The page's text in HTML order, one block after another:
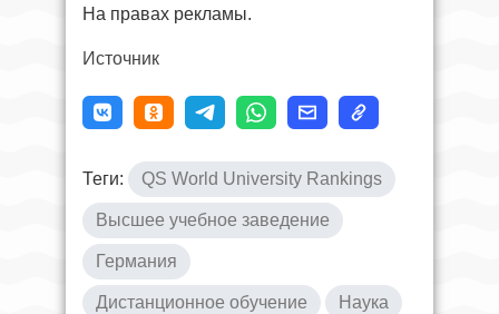
На правах рекламы.
Источник
Теги: QS World University Rankings
Высшее учебное заведение
Германия
Дистанционное обучение Наука